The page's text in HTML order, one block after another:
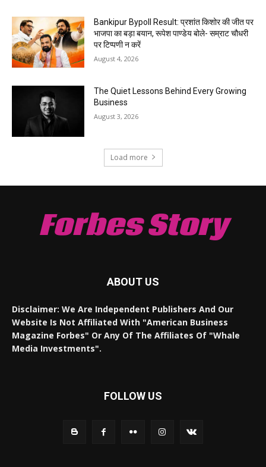
Bankipur Bypoll Result: प्रशांत किशोर की जीत पर
भाजपा का बड़ा बयान, रूपेश पाण्डेय बोले- सम्राट चौधरी
पर टिप्पणी न करें
August 4, 2026
The Quiet Lessons Behind Every Growing
Business
August 3, 2026
Load more
Forbes Story
ABOUT US
Disclaimer: We Are Independent Publishers And Our
Website Is Not Affiliated With "American Business
Magazine Forbes" Or Any Of The Affiliates Of "Whale
Media Investments".
FOLLOW US